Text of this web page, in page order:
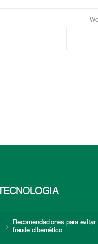
TECNOLOGÍA
Recomendaciones para evitar
fraude cibernético